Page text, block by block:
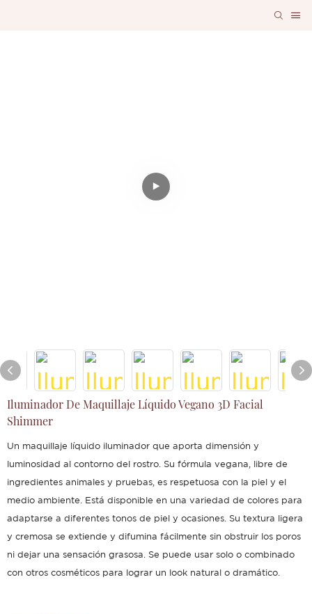
Iluminador De Maquillaje Líquido Vegano 3D Facial
Shimmer
Un maquillaje líquido iluminador que aporta dimensión y
luminosidad al contorno del rostro. Su fórmula vegana, libre de
ingredientes animales y pruebas, es respetuosa con la piel y el
medio ambiente. Está disponible en una variedad de colores para
adaptarse a diferentes tonos de piel y ocasiones. Su textura ligera
y cremosa se extiende y difumina fácilmente sin obstruir los poros
ni dejar una sensación grasosa. Se puede usar solo o combinado
con otros cosméticos para lograr un look natural o dramático.